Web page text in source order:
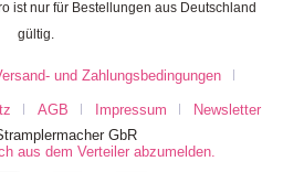
ist nur für Bestellungen aus Deutschland
gültig.
und Zahlungsbedingungen
AGB Impressum
Newsletter
GbR
aus dem Verteiler abzumelden.